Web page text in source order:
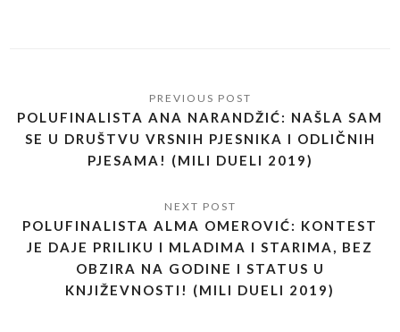
POLUFINALISTA ANA NARANDŽIĆ: NAŠLA SAM
SE U DRUŠTVU VRSNIH PJESNIKA I ODLIČNIH
PJESAMA! (MILI DUELI 2019)
POLUFINALISTA ALMA OMEROVIĆ: KONTEST
JE DAJE PRILIKU I MLADIMA I STARIMA, BEZ
OBZIRA NA GODINE I STATUS U
KNJIŽEVNOSTI! (MILI DUELI 2019)